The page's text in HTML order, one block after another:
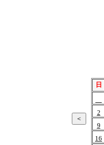
日
2
9
16